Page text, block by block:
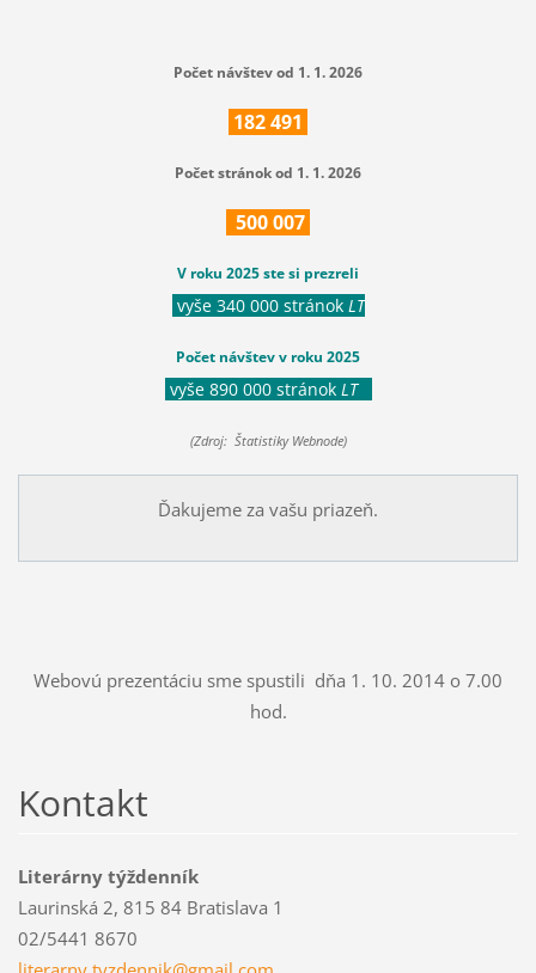
Počet návštev od 1. 1. 2026
182491
Počet stránok od 1. 1. 2026
500007
V roku 2025 ste si prezreli
vyše 340 000 stránok LT
Počet návštev v roku 2025
vyše 890 000 stránok LT
(Zdroj: Štatistiky Webnode)
Ďakujeme za vašu priazeň.
Webovú prezentáciu sme spustili dňa 1. 10. 2014 o 7.00
hod.
Kontakt
Literárny týždenník
Laurinská 2, 815 84 Bratislava 1
02/5441 8670